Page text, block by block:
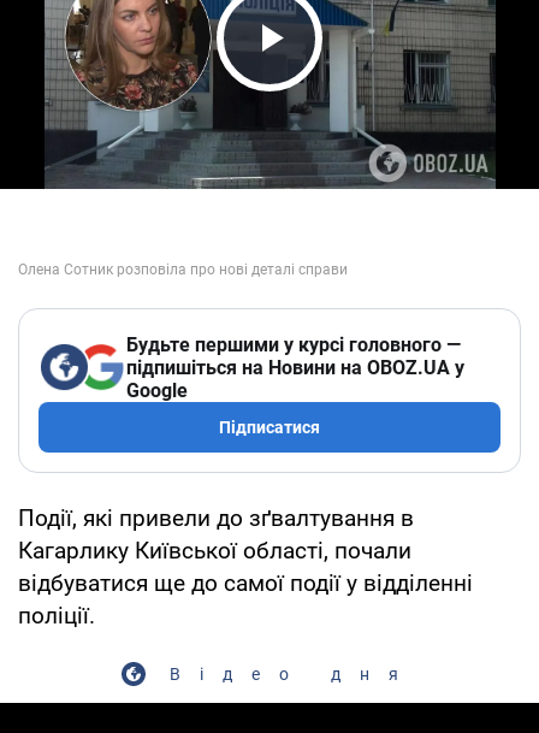
Play Video
Будьте першими у курсі головного —
підпишіться на Новини на OBOZ.UA у
Google
Підписатися
Події, які привели до зґвалтування в
Кагарлику Київської області, почали
відбуватися ще до самої події у відділенні
поліції.
Відео дня